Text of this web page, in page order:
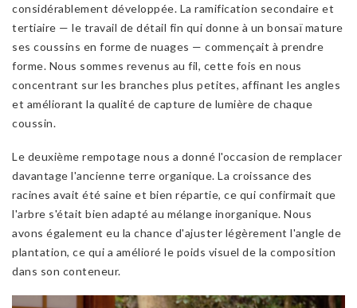
considérablement développée. La ramification secondaire et
tertiaire — le travail de détail fin qui donne à un bonsaï mature
ses coussins en forme de nuages — commençait à prendre
forme. Nous sommes revenus au fil, cette fois en nous
concentrant sur les branches plus petites, affinant les angles
et améliorant la qualité de capture de lumière de chaque
coussin.
Le deuxième rempotage nous a donné l'occasion de remplacer
davantage l'ancienne terre organique. La croissance des
racines avait été saine et bien répartie, ce qui confirmait que
l'arbre s'était bien adapté au mélange inorganique. Nous
avons également eu la chance d'ajuster légèrement l'angle de
plantation, ce qui a amélioré le poids visuel de la composition
dans son conteneur.